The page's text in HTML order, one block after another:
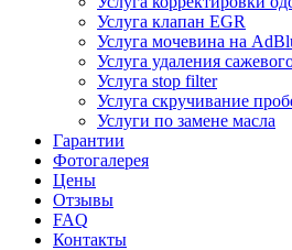
Услуга клапан EGR
Услуга мочевина на
Услуга удаления
Услуга stop filter
Услуга скручивание
Услуги по замене масла
Гарантии
Фотогалерея
Цены
Отзывы
FAQ
Контакты